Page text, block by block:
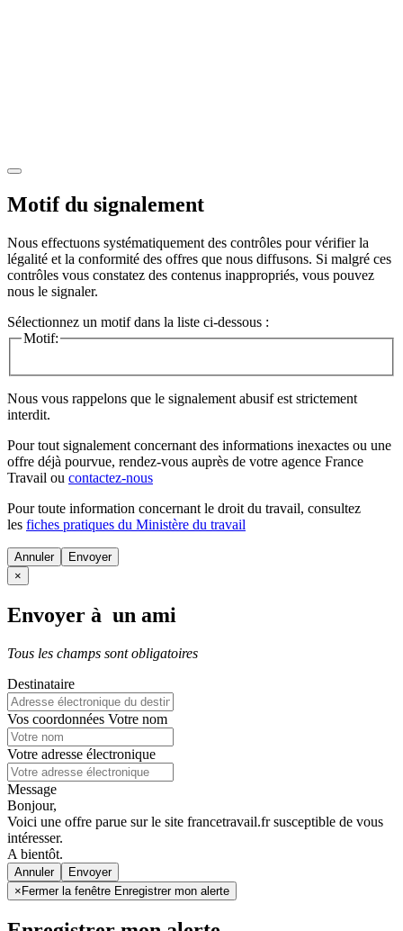
Motif du signalement
Nous effectuons systématiquement des contrôles pour vérifier la
légalité et la conformité des offres que nous diffusons. Si malgré ces
contrôles vous constatez des contenus inappropriés, vous pouvez
nous le signaler.
Sélectionnez un motif dans la liste ci-dessous :
Motif:
Nous vous rappelons que le signalement abusif est strictement
interdit.
Pour tout signalement concernant des informations inexactes ou une
offre déjà pourvue, rendez-vous auprès de votre agence France
Travail ou contactez-nous
Pour toute information concernant le droit du travail, consultez
les fiches pratiques du Ministère du travail
Annuler
×
Envoyer à un ami
Tous les champs sont obligatoires
Destinataire
Vos coordonnées Votre nom
Votre adresse électronique
Message
Bonjour,
Voici une offre parue sur le site francetravail.fr susceptible de vous
intéresser.
A bientôt.
Annuler
× Fermer la fenêtre Enregistrer mon alerte